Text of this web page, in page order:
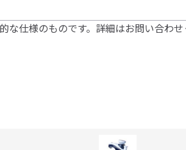
な仕様のものです。詳細はお問い合わせ